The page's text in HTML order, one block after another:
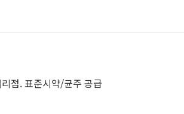
점. 표준시약/균주 공급